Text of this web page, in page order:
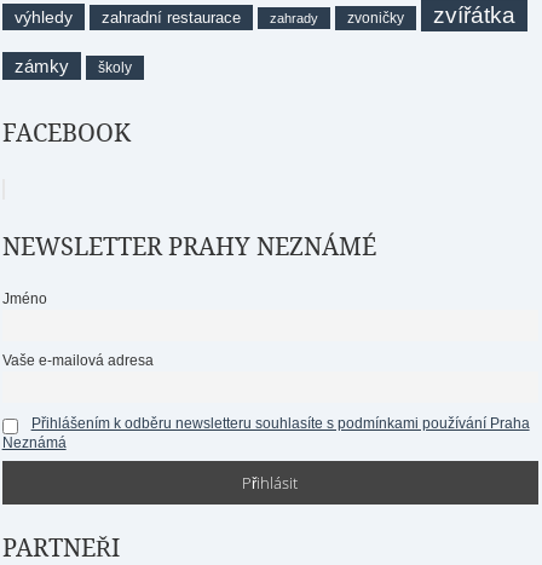
výhledy zahradní restaurace zahrady zvoničky zvířátka
zámky školy
FACEBOOK
NEWSLETTER PRAHY NEZNÁMÉ
Jméno
Vaše e-mailová adresa
Přihlášením k odběru newsletteru souhlasíte s podmínkami používání Praha
Neznámá
PARTNEŘI